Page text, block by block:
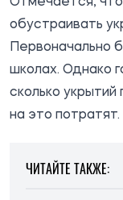
обустраивать
Первоначально
школах. Однако
сколько укрытий
на это потратят.
ЧИТАЙТЕ ТАКЖЕ: